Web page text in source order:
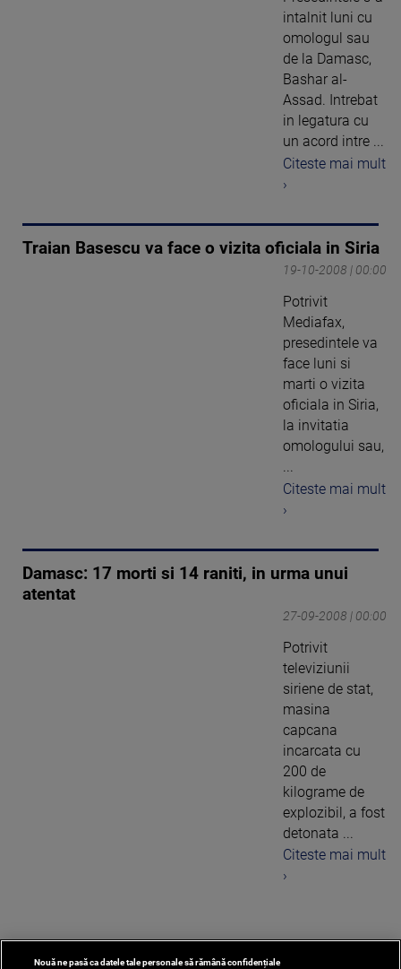
intalnit luni cu
omologul sau
de la Damasc,
Bashar al-
Assad. Intrebat
in legatura cu
un acord intre ...
Citeste mai mult
›
Traian Basescu va face o vizita oficiala in Siria
19-10-2008 | 00:00
Potrivit
Mediafax,
presedintele va
face luni si
marti o vizita
oficiala in Siria,
la invitatia
omologului sau,
...
Citeste mai mult
›
Damasc: 17 morti si 14 raniti, in urma unui
atentat
27-09-2008 | 00:00
Potrivit
televiziunii
siriene de stat,
masina
capcana
incarcata cu
200 de
kilograme de
explozibil, a fost
detonata ...
Citeste mai mult
›
Nouă ne pasă ca datele tale personale să rămână confidențiale